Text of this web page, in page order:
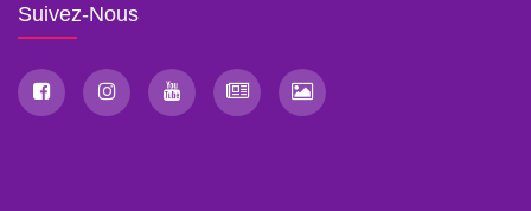
Suivez-Nous